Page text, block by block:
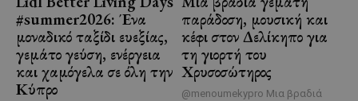
#summer2026: Ένα
μοναδικό ταξίδι ευεξίας,
γεμάτο γεύση, ενέργεια
και χαμόγελα σε όλη την
Κύπρο
παράδοση, μουσική και
κέφι στον Δελίκηπο για
τη γιορτή του
Χρυσοσώτηρος
@menoumekypro Μια βραδιά